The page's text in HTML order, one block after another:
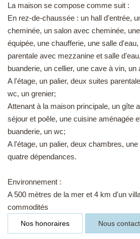
La maison se compose comme suit :
En rez-de-chaussée : un hall d'entrée,
cheminée, un salon avec cheminée,
équipée, une chaufferie, une salle
parentale avec mezzanine et salle
buanderie, un cellier, une cave à vin, un
A l'étage, un palier, deux suites
wc, un grenier;
Attenant à la maison principale, un gîte
séjour et poêle, une cuisine aménagée
buanderie, un wc;
A l'étage, un palier, deux chambres,
quatre dépendances.
Environnement :
A 500 mètres de la mer et 4 km d'un
commodités
Nos honoraires Nous